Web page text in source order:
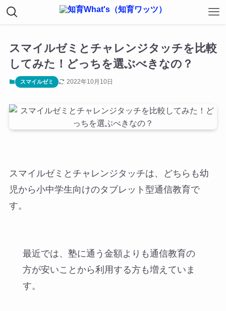
スマイルゼミとチャレンジタッチを比較
してみた！どっちを選ぶべきなの？
スマイルゼミ 2022年10月10日
スマイルゼミ と チャレンジタッチは、どちらも幼
児から小中学生向けのタブレット型通信教育で
す。
最近では、塾に通う金額よりも通信教育の
方が安いことから利用する方も増えていま
す。